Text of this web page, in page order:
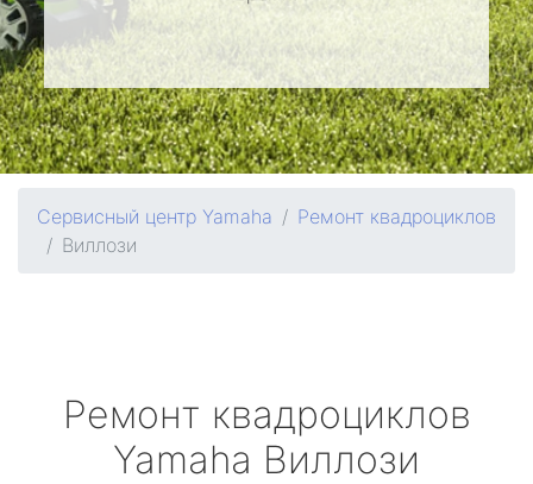
Сервисный центр Yamaha
Ремонт квадроциклов
Виллози
Ремонт квадроциклов
Yamaha Виллози